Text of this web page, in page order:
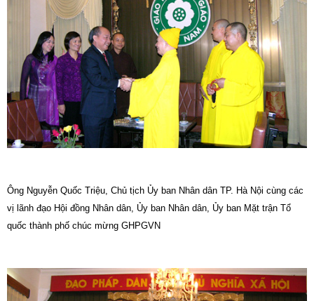
Ông Nguyễn Quốc Triệu, Chủ tịch Ủy ban Nhân dân TP. Hà Nội cùng các
vị lãnh đạo Hội đồng Nhân dân, Ủy ban Nhân dân, Ủy ban Mặt trận Tổ
quốc thành phố chúc mừng GHPGVN